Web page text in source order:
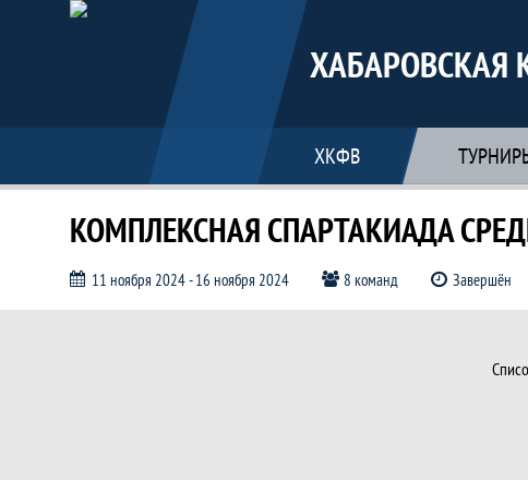
ХАБАРОВСКАЯ
ХКФВ
КОМПЛЕКСНАЯ СПАРТАКИАДА
11 ноября 2024 - 16 ноября 2024 8 команд Завершён
Документы, КОМПЛЕКСНАЯ